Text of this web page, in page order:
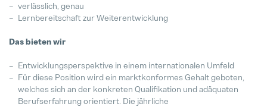
24. Juli 2025
verlässlich, genau
Lernbereitschaft zur Weiterentwicklung
Das bieten wir
Entwicklungsperspektive in einem internationalen Umfeld
Für diese Position wird ein marktkonformes Gehalt geboten,
welches sich an der konkreten Qualifikation und adäquaten
Berufserfahrung orientiert. Die jährliche